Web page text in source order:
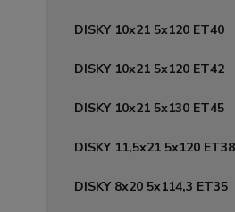
DISKY 10x21 5x120 ET40
DISKY 10x21 5x120 ET42
DISKY 10x21 5x130 ET45
DISKY 11,5x21 5x120 ET38
DISKY 8x20 5x114,3 ET35